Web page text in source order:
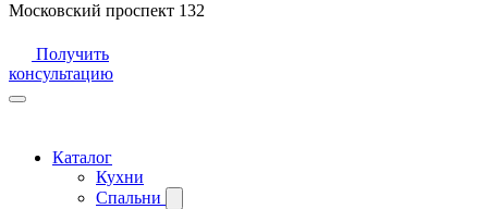
Московский проспект 132
Получить
консультацию
Каталог
Кухни
Спальни